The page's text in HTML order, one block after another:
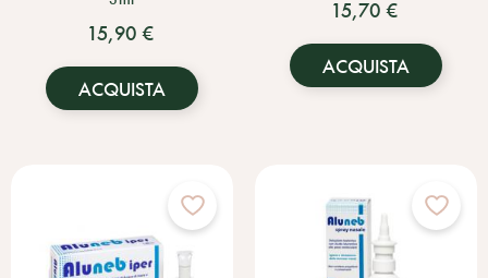
15,90 €
ACQUISTA
15,70 €
ACQUISTA